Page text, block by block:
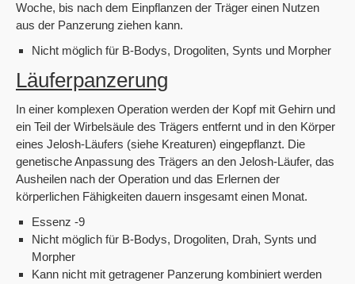
Woche, bis nach dem Einpflanzen der Träger einen Nutzen
aus der Panzerung ziehen kann.
Nicht möglich für B-Bodys, Drogoliten, Synts und Morpher
Läuferpanzerung
In einer komplexen Operation werden der Kopf mit Gehirn und
ein Teil der Wirbelsäule des Trägers entfernt und in den Körper
eines Jelosh-Läufers (siehe Kreaturen) eingepflanzt. Die
genetische Anpassung des Trägers an den Jelosh-Läufer, das
Ausheilen nach der Operation und das Erlernen der
körperlichen Fähigkeiten dauern insgesamt einen Monat.
Essenz -9
Nicht möglich für B-Bodys, Drogoliten, Drah, Synts und
Morpher
Kann nicht mit getragener Panzerung kombiniert werden